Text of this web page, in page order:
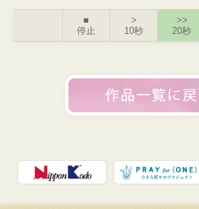
■
停止
>
10秒
>>
20秒